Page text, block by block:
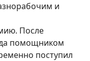
и
После
помощником
поступил